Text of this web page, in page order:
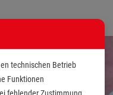
technischen Betrieb
Funktionen